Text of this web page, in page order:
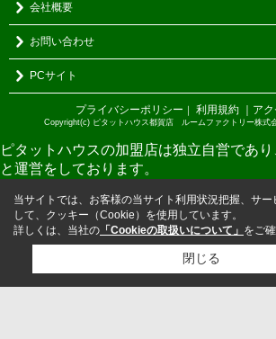
会社概要
お問い合わせ
PCサイト
プライバシーポリシー 利用規約 ｜ア
Copyright(c) ピタットハウス都賀店 ルームファクトリー株式
ピタットハウスの加盟店は独立自営であ
と運営をしております。
当サイトでは、お客様の当サイト利用状況把握、サー
して、クッキー（Cookie）を使用しています。
詳しくは、当社の 「Cookieの取扱いについて」 をご
閉じる